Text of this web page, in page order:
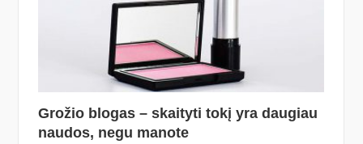
Grožio blogas – skaityti tokį yra daugiau
naudos, negu manote